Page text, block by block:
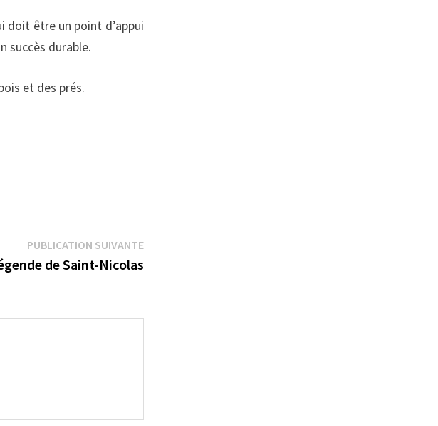
doit être un point d’appui
succès durable.
et des prés.
PUBLICATION SUIVANTEPublication
suivante :
de Saint-Nicolas